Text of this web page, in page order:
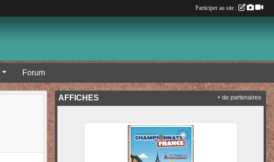
Forum
AFFICHES + de partenaires
Participer au site :